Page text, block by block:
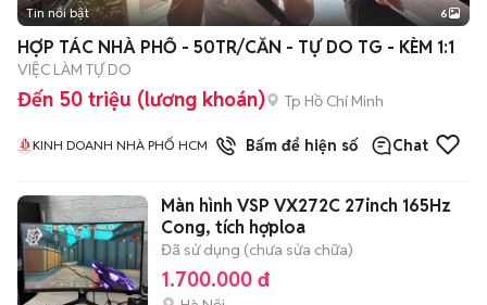
+2
Tin nổi bật 6
HỢP TÁC NHÀ PHỐ - 50TR/CĂN - TỰ DO TG - KÈM 1:1
VIỆC LÀM TỰ DO
Đến 50 triệu (lương khoán) Tp Hồ Chí Minh
KINH DOANH NHÀ PHỐ HCM 1đã bánBấm để hiện số Chat
Màn hình VSP VX272C 27inch 165Hz
Cong, tích hợploa
Đã sử dụng (chưa sửa chữa)
1.700.000 đ